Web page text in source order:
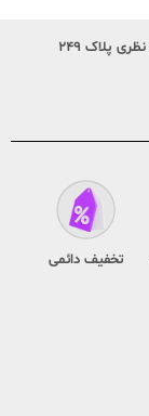
تخفیف دائمی